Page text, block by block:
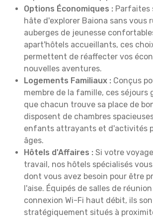
Options Économiques : Parfaites
hâte d'explorer Baiona sans vous
auberges de jeunesse
apart'hôtels accueillants, ces
permettent de réaffecter vos
nouvelles aventures.
Logements Familiaux : Conçus
membre de la famille, ces séjours
que chacun trouve sa place de
disposent de chambres
enfants attrayants et d'activités
âges.
Hôtels d'Affaires : Si votre
travail, nos hôtels spécialisés
dont vous avez besoin pour être
l'aise. Équipés de salles de
connexion Wi-Fi haut débit, ils
stratégiquement situés à